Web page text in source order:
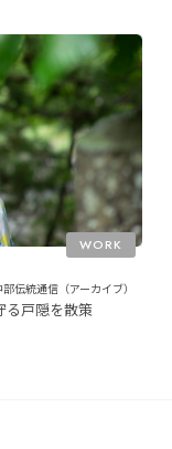
WORK
伝統通信（アーカイブ）
る戸隠を散策